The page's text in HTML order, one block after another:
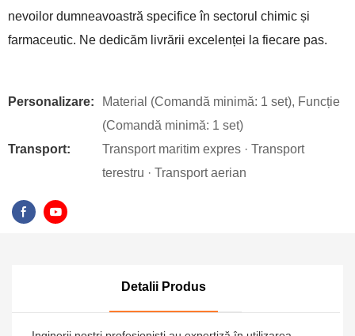
nevoilor dumneavoastră specifice în sectorul chimic și
farmaceutic. Ne dedicăm livrării excelenței la fiecare pas.
Personalizare:
Material (Comandă minimă: 1 set), Funcție
(Comandă minimă: 1 set)
Transport:
Transport maritim expres · Transport
terestru · Transport aerian
Detalii Produs